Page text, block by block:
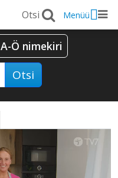
Menüü
A-Ö nimekiri
Otsi